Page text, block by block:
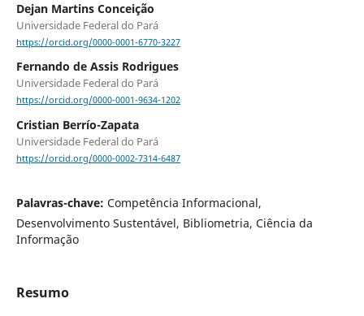
Dejan Martins Conceição
Universidade Federal do Pará
https://orcid.org/0000-0001-6770-3227
Fernando de Assis Rodrigues
Universidade Federal do Pará
https://orcid.org/0000-0001-9634-1202
Cristian Berrío-Zapata
Universidade Federal do Pará
https://orcid.org/0000-0002-7314-6487
Palavras-chave: Competência Informacional,
Desenvolvimento Sustentável, Bibliometria, Ciência da
Informação
Resumo